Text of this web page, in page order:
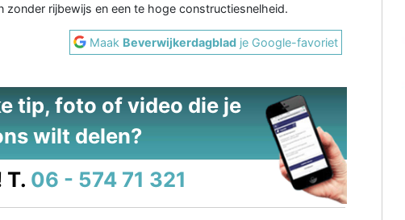
rijbewijs en een te hoge constructiesnelheid.
Maak Beverwijkerdagblad je Google-favoriet
tip, foto of video die je
wilt delen?
T. 06 - 574 71 321